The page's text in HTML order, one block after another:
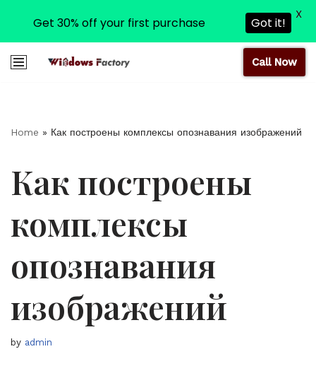
Call Now
Home » Как построены комплексы опознавания изображений
Как построены
комплексы
опознавания
изображений
by admin
Get 30% off your first purchase Got it!
X